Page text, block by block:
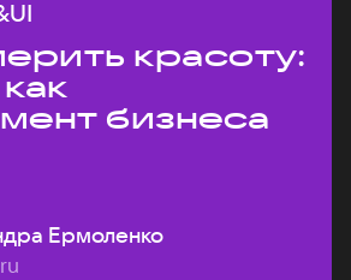
красоту:
бизнеса
Ермоленко